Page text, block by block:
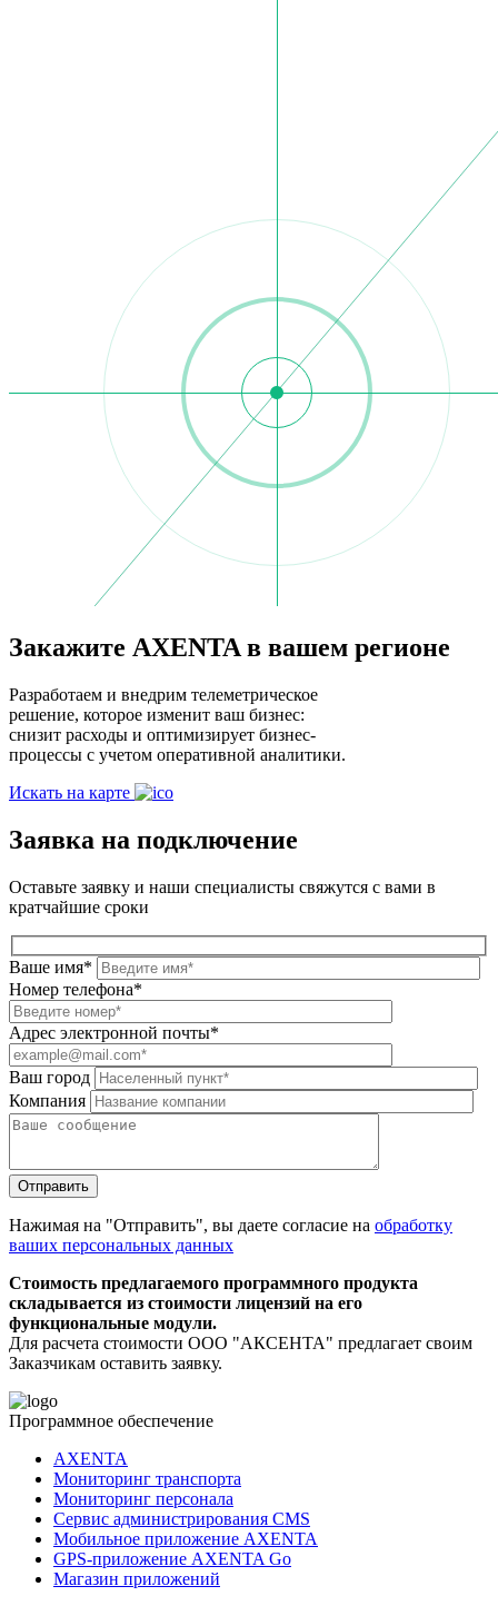
Закажите AXENTA в вашем регионе
Разработаем и внедрим телеметрическое
решение, которое изменит ваш бизнес:
снизит расходы и оптимизирует бизнес-
процессы с учетом оперативной аналитики.
Искать на карте
Заявка на подключение
Оставьте заявку и наши специалисты свяжутся с вами в
кратчайшие сроки
Ваше имя*
Номер телефона*
Адрес электронной почты*
Ваш город
Компания
Нажимая на "Отправить", вы даете согласие на обработку
ваших персональных данных
Стоимость предлагаемого программного продукта
складывается из стоимости лицензий на его
функциональные модули.
Для расчета стоимости ООО "АКСЕНТА" предлагает своим
Заказчикам оставить заявку.
Программное обеспечение
AXENTA
Мониторинг транспорта
Мониторинг персонала
Сервис администрирования CMS
Мобильное приложение AXENTA
GPS-приложение AXENTA Go
Магазин приложений